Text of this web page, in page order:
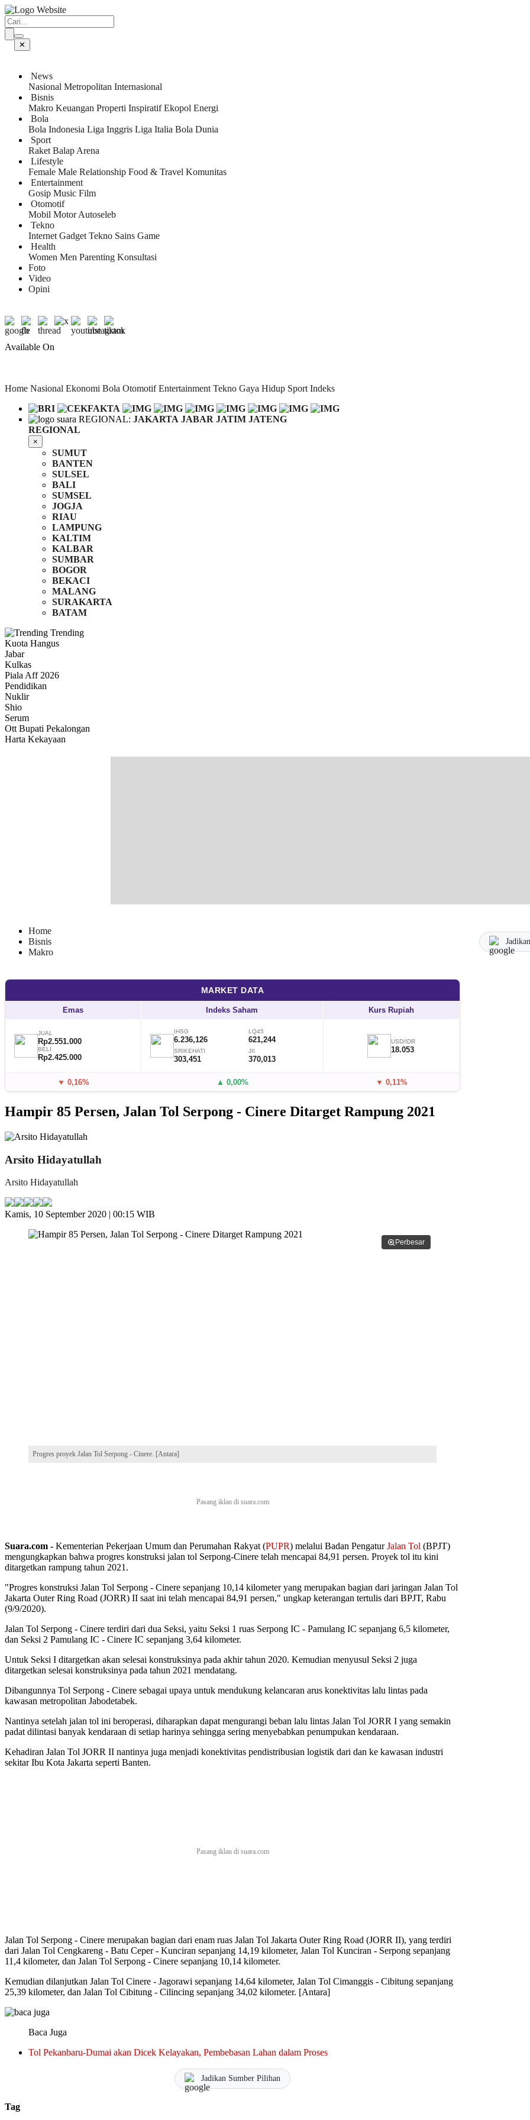
✕
News
Nasional Metropolitan Internasional
Bisnis
Makro Keuangan Properti Inspiratif Ekopol Energi
Bola
Bola Indonesia Liga Inggris Liga Italia Bola Dunia
Sport
Raket Balap Arena
Lifestyle
Female Male Relationship Food & Travel Komunitas
Entertainment
Gosip Music Film
Otomotif
Mobil Motor Autoseleb
Tekno
Internet Gadget Tekno Sains Game
Health
Women Men Parenting Konsultasi
Foto
Video
Opini
Available On
Home Nasional Ekonomi Bola Otomotif Entertainment Tekno Gaya Hidup Sport Indeks
REGIONAL: JAKARTA JABAR JATIM JATENG
REGIONAL
×
SUMUT
BANTEN
SULSEL
BALI
SUMSEL
JOGJA
RIAU
LAMPUNG
KALTIM
KALBAR
SUMBAR
BOGOR
BEKACI
MALANG
SURAKARTA
BATAM
Trending
Kuota Hangus
Jabar
Kulkas
Piala Aff 2026
Pendidikan
Nuklir
Shio
Serum
Ott Bupati Pekalongan
Harta Kekayaan
Home
Bisnis
Makro
MARKET DATA
Emas Indeks Saham Kurs Rupiah
JUAL
Rp2.551.000
BELI
Rp2.425.000
IHSG
6.236,126
LQ45
621,244
SRIKEHATI
303,451
JII
370,013
USD/IDR
18.053
▼ 0,16% ▲ 0,00% ▼ 0,11%
Hampir 85 Persen, Jalan Tol Serpong - Cinere Ditarget Rampung 2021
Arsito Hidayatullah
Arsito Hidayatullah
Kamis, 10 September 2020 | 00:15 WIB
Perbesar
Progres proyek Jalan Tol Serpong - Cinere. [Antara]
Suara.com - Kementerian Pekerjaan Umum dan Perumahan Rakyat (PUPR) melalui Badan PengaturJalan Tol (BPJT)
mengungkapkan bahwa progres konstruksi jalan tol Serpong-Cinere telah mencapai 84,91 persen. Proyek tol itu kini
ditargetkan rampung tahun 2021.
"Progres konstruksi Jalan Tol Serpong - Cinere sepanjang 10,14 kilometer yang merupakan bagian dari jaringan Jalan Tol
Jakarta Outer Ring Road (JORR) II saat ini telah mencapai 84,91 persen," ungkap keterangan tertulis dari BPJT, Rabu
(9/9/2020).
Jalan Tol Serpong - Cinere terdiri dari dua Seksi, yaitu Seksi 1 ruas Serpong IC - Pamulang IC sepanjang 6,5 kilometer,
dan Seksi 2 Pamulang IC - Cinere IC sepanjang 3,64 kilometer.
Untuk Seksi I ditargetkan akan selesai konstruksinya pada akhir tahun 2020. Kemudian menyusul Seksi 2 juga
ditargetkan selesai konstruksinya pada tahun 2021 mendatang.
Dibangunnya Tol Serpong - Cinere sebagai upaya untuk mendukung kelancaran arus konektivitas lalu lintas pada
kawasan metropolitan Jabodetabek.
Nantinya setelah jalan tol ini beroperasi, diharapkan dapat mengurangi beban lalu lintas Jalan Tol JORR I yang semakin
padat dilintasi banyak kendaraan di setiap harinya sehingga sering menyebabkan penumpukan kendaraan.
Kehadiran Jalan Tol JORR II nantinya juga menjadi konektivitas pendistribusian logistik dari dan ke kawasan industri
sekitar Ibu Kota Jakarta seperti Banten.
Jalan Tol Serpong - Cinere merupakan bagian dari enam ruas Jalan Tol Jakarta Outer Ring Road (JORR II), yang terdiri
dari Jalan Tol Cengkareng - Batu Ceper - Kunciran sepanjang 14,19 kilometer, Jalan Tol Kunciran - Serpong sepanjang
11,4 kilometer, dan Jalan Tol Serpong - Cinere sepanjang 10,14 kilometer.
Kemudian dilanjutkan Jalan Tol Cinere - Jagorawi sepanjang 14,64 kilometer, Jalan Tol Cimanggis - Cibitung sepanjang
25,39 kilometer, dan Jalan Tol Cibitung - Cilincing sepanjang 34,02 kilometer. [Antara]
Baca Juga
Tol Pekanbaru-Dumai akan Dicek Kelayakan, Pembebasan Lahan dalam Proses
Jadikan Sumber Pilihan
Tag